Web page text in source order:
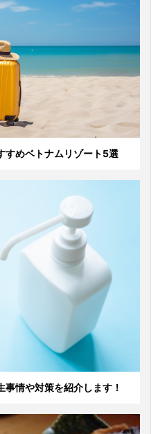
すめベトナムリゾート5選
情や対策を紹介します！